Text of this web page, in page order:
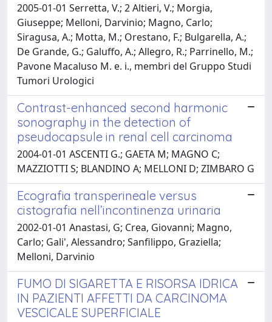
2005-01-01 Serretta, V.; 2 Altieri, V.; Morgia,
Giuseppe; Melloni, Darvinio; Magno, Carlo;
Siragusa, A.; Motta, M.; Orestano, F.; Bulgarella, A.;
De Grande, G.; Galuffo, A.; Allegro, R.; Parrinello, M.;
Pavone Macaluso M. e. i., membri del Gruppo Studi
Tumori Urologici
Contrast-enhanced second harmonic
sonography in the detection of
pseudocapsule in renal cell carcinoma
2004-01-01 ASCENTI G.; GAETA M; MAGNO C;
MAZZIOTTI S; BLANDINO A; MELLONI D; ZIMBARO G
Ecografia transperineale versus
cistografia nell’incontinenza urinaria
2002-01-01 Anastasi, G; Crea, Giovanni; Magno,
Carlo; Gali', Alessandro; Sanfilippo, Graziella;
Melloni, Darvinio
FUMO DI SIGARETTA E RISORSA IDRICA
IN PAZIENTI AFFETTI DA CARCINOMA
VESCICALE SUPERFICIALE